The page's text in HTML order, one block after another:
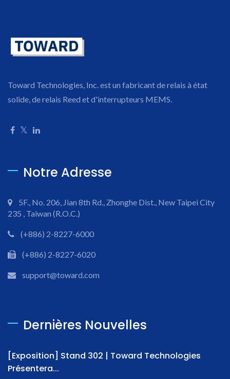
Toward Technologies, Inc. est un fabricant de relais à état
solide, de relais Reed et d'interrupteurs MEMS.
Notre Adresse
5F., No. 206, Jian 8th Rd., Zhonghe Dist., New Taipei City
235 , Taiwan (R.O.C.)
(+886) 2-8227-6000
(+886) 2-8227-6020
support@toward.com
Dernières Nouvelles
[Exposition] Stand 302 | Toward Technologies
Présentera...